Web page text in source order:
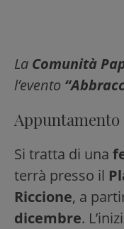
La Comunità
l’evento
Appuntamento
Si tratta di una
terrà presso il
Riccione, a
dicembre.